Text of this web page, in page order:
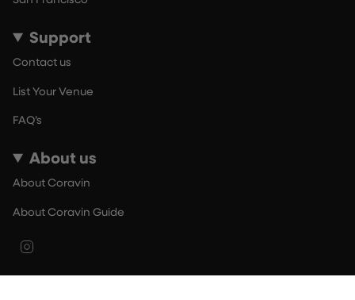
Support
Contact us
List Your Venue
FAQ’s
About us
About Coravin
About Coravin Guide